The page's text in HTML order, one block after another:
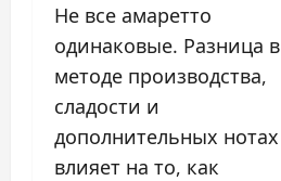
Не все амаретто
одинаковые. Разница в
методе производства,
сладости и
дополнительных нотах
влияет на то, как